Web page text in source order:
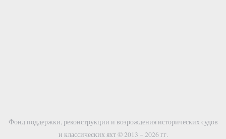
Фонд поддержки, реконструкции и возрождения исторических судов
и классических яхт © 2013 – 2026 гг.